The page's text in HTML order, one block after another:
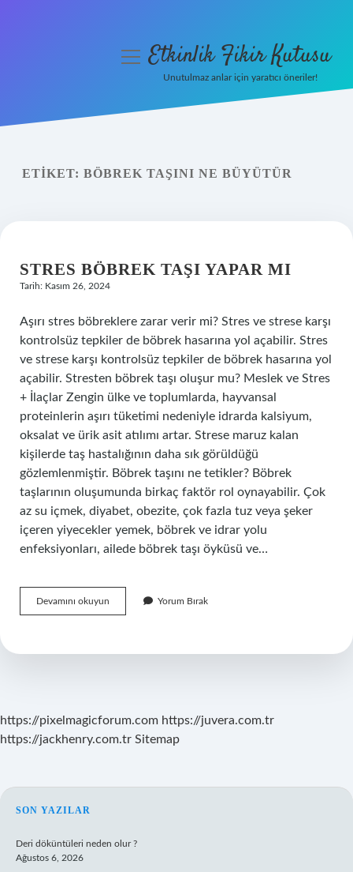
Yasal Uyarı
menüyüEtkinlik Fikir Kutusu
Unutulmaz anlar için yaratıcı öneriler!
ETIKET: BÖBREK TAŞINI NE BÜYÜTÜR
STRES BÖBREK TAŞI YAPAR MI
Tarih: Kasım 26, 2024
Aşırı stres böbreklere zarar verir mi? Stres ve strese karşı
kontrolsüz tepkiler de böbrek hasarına yol açabilir. Stres
ve strese karşı kontrolsüz tepkiler de böbrek hasarına yol
açabilir. Stresten böbrek taşı oluşur mu? Meslek ve Stres
+ İlaçlar Zengin ülke ve toplumlarda, hayvansal
proteinlerin aşırı tüketimi nedeniyle idrarda kalsiyum,
oksalat ve ürik asit atılımı artar. Strese maruz kalan
kişilerde taş hastalığının daha sık görüldüğü
gözlemlenmiştir. Böbrek taşını ne tetikler? Böbrek
taşlarının oluşumunda birkaç faktör rol oynayabilir. Çok
az su içmek, diyabet, obezite, çok fazla tuz veya şeker
içeren yiyecekler yemek, böbrek ve idrar yolu
enfeksiyonları, ailede böbrek taşı öyküsü ve…
Devamını okuyun
Böbrek
Mı
Yorum Bırak
https://pixelmagicforum.com https://juvera.com.tr
https://jackhenry.com.tr Sitemap
SIDEBAR
SON YAZILAR
Deri döküntüleri neden olur ?
Ağustos 6, 2026